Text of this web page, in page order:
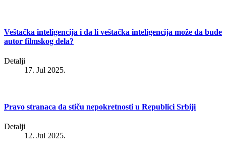
Veštačka inteligencija i da li veštačka inteligencija može da bude
autor filmskog dela?
Detalji
17. Jul 2025.
Pravo stranaca da stiču nepokretnosti u Republici Srbiji
Detalji
12. Jul 2025.